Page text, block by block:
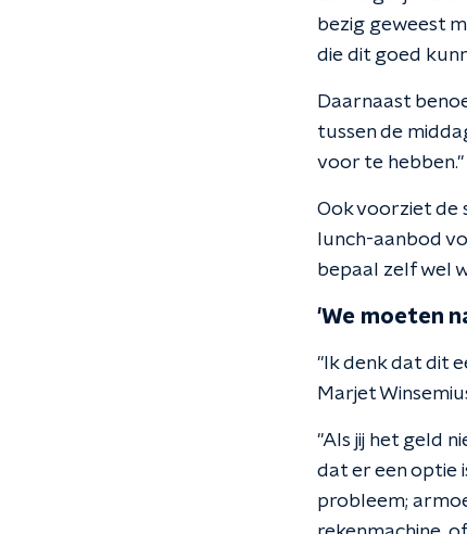
bezig geweest
die dit goed
Daarnaast
tussen de
voor te hebben."
Ook voorziet de
lunch-aanbod
bepaal zelf wel
'We moeten
"Ik denk dat dit
Marjet
"Als jij het geld
dat er een optie
probleem;